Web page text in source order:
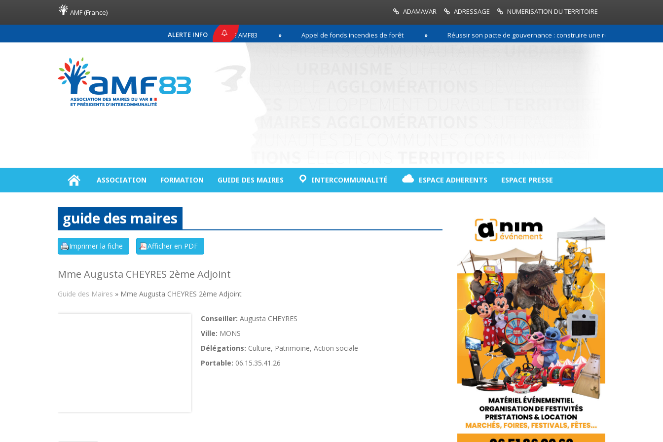
AMF (France) ADAMAVAR ADRESSAGE NUMERISATION DU TERRITOIRE
ALERTE INFO
COMMUNIQUÉ DE PRESSE AMF83 Appel de fonds incendies de forêt Réussir son pacte de gouvernance : construire une relation de confiance
ASSOCIATION FORMATION GUIDE DES MAIRES INTERCOMMUNALITÉ ESPACE ADHERENTS ESPACE PRESSE
guide des maires
Mme Augusta CHEYRES 2ème Adjoint
Guide des Maires » Mme Augusta CHEYRES 2ème Adjoint
Conseiller: Augusta CHEYRES
Ville: MONS
Délégations: Culture, Patrimoine, Action sociale
Portable: 06.15.35.41.26